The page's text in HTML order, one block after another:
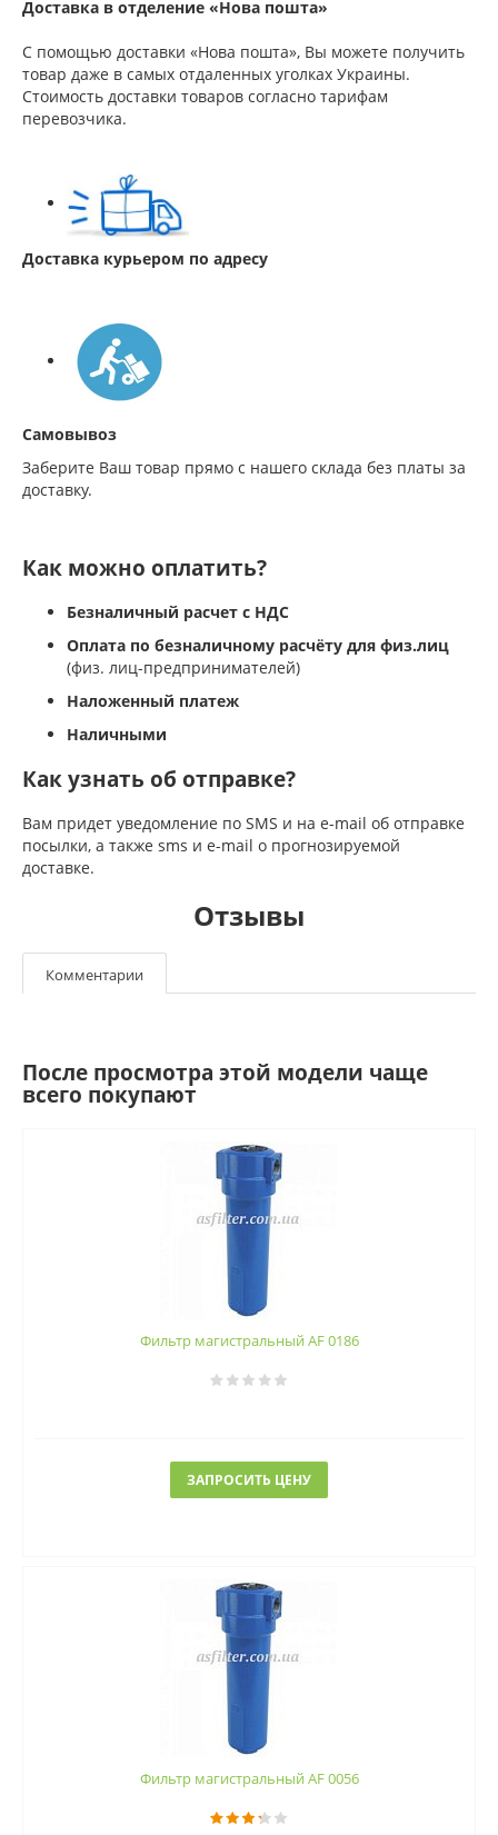
Доставка в отделение «Нова пошта»
С помощью доставки «Нова пошта», Вы можете получить
товар даже в самых отдаленных уголках Украины.
Стоимость доставки товаров согласно тарифам
перевозчика.
Доставка курьером по адресу
Самовывоз
Заберите Ваш товар прямо с нашего склада без платы за
доставку.
Как можно оплатить?
Безналичный расчет с НДС
Оплата по безналичному расчёту для физ.лиц
(физ. лиц-предпринимателей)
Наложенный платеж
Наличными
Как узнать об отправке?
Вам придет уведомление по SMS и на e-mail об отправке
посылки, а также sms и e-mail о прогнозируемой
доставке.
Отзывы
Комментарии
После просмотра этой модели чаще
всего покупают
Фильтр магистральный AF 0186
ЗАПРОСИТЬ ЦЕНУ
Фильтр магистральный AF 0056